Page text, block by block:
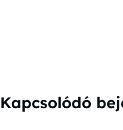
Kapcsolódó